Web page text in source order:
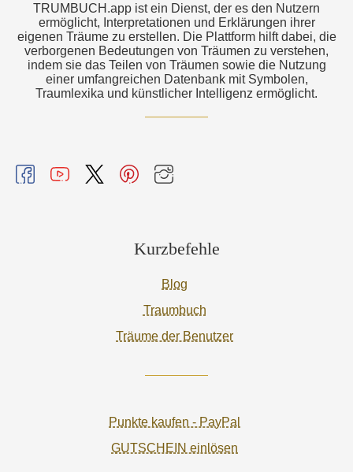
TRUMBUCH.app ist ein Dienst, der es den Nutzern
ermöglicht, Interpretationen und Erklärungen ihrer
eigenen Träume zu erstellen. Die Plattform hilft dabei, die
verborgenen Bedeutungen von Träumen zu verstehen,
indem sie das Teilen von Träumen sowie die Nutzung
einer umfangreichen Datenbank mit Symbolen,
Traumlexika und künstlicher Intelligenz ermöglicht.
Kurzbefehle
Blog
Traumbuch
Träume der Benutzer
Punkte kaufen - PayPal
GUTSCHEIN einlösen